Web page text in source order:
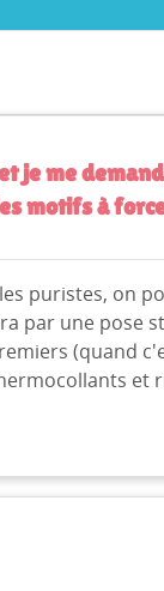
je me
motifs à
puristes, on
par une pose
(quand
et